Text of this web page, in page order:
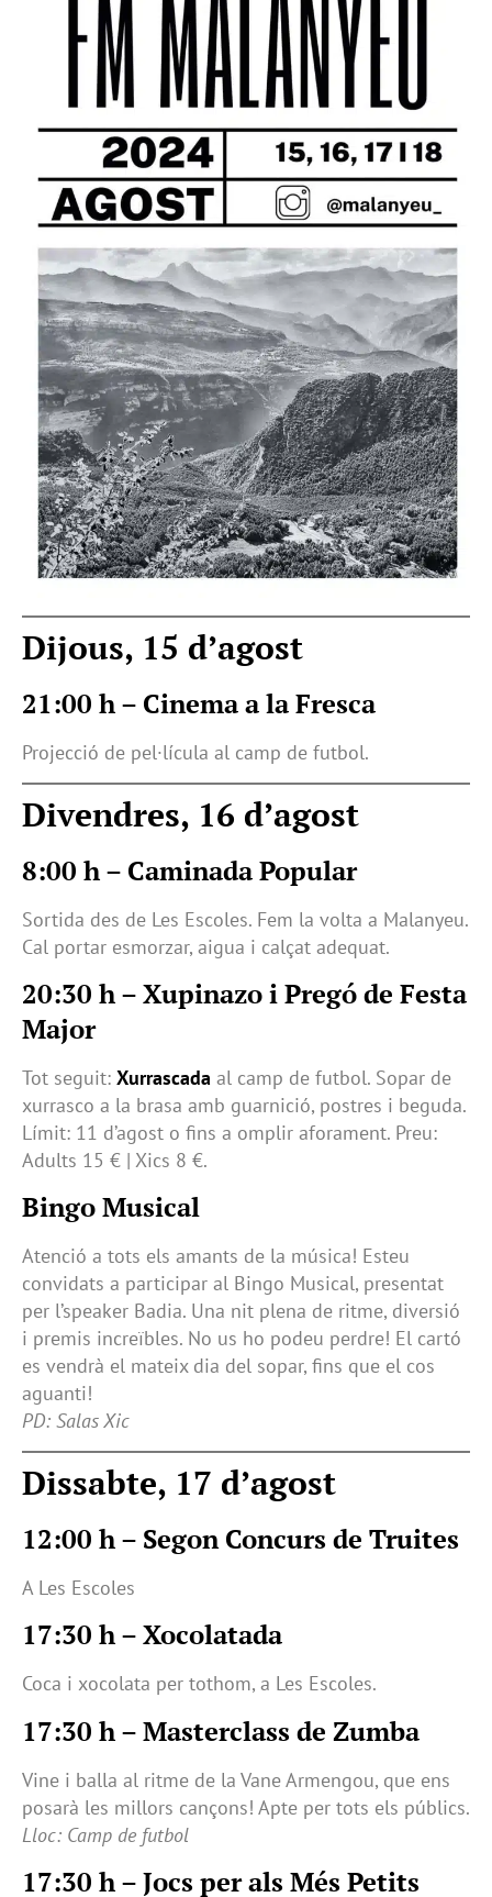
Dijous, 15 d’agost
21:00 h – Cinema a la Fresca
Projecció de pel·lícula al camp de futbol.
Divendres, 16 d’agost
8:00 h – Caminada Popular
Sortida des de Les Escoles. Fem la volta a Malanyeu.
Cal portar esmorzar, aigua i calçat adequat.
20:30 h – Xupinazo i Pregó de Festa
Major
Tot seguit: Xurrascada al camp de futbol. Sopar de
xurrasco a la brasa amb guarnició, postres i beguda.
Límit: 11 d’agost o fins a omplir aforament. Preu:
Adults 15 € | Xics 8 €.
Bingo Musical
Atenció a tots els amants de la música! Esteu
convidats a participar al Bingo Musical, presentat
per l’speaker Badia. Una nit plena de ritme, diversió
i premis increïbles. No us ho podeu perdre! El cartó
es vendrà el mateix dia del sopar, fins que el cos
aguanti!
PD: Salas Xic
Dissabte, 17 d’agost
12:00 h – Segon Concurs de Truites
A Les Escoles
17:30 h – Xocolatada
Coca i xocolata per tothom, a Les Escoles.
17:30 h – Masterclass de Zumba
Vine i balla al ritme de la Vane Armengou, que ens
posarà les millors cançons! Apte per tots els públics.
Lloc: Camp de futbol
17:30 h – Jocs per als Més Petits